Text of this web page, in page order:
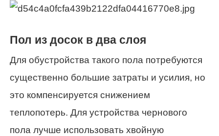
Пол из досок в два слоя
Для обустройства такого пола потребуются
существенно большие затраты и усилия, но
это компенсируется снижением
теплопотерь. Для устройства чернового
пола лучше использовать хвойную